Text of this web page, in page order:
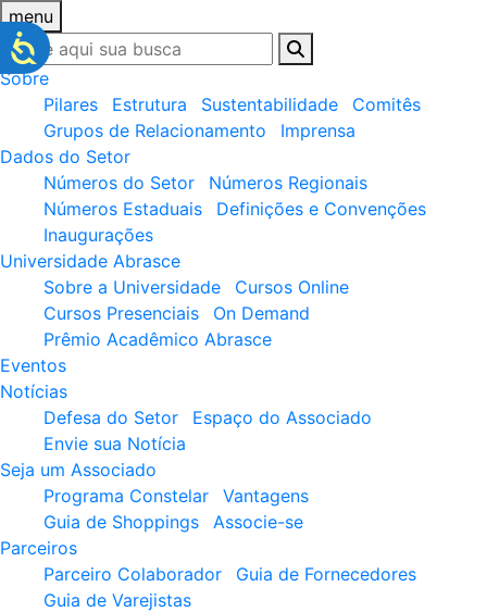
menu
Sobre
Pilares
Estrutura Sustentabilidade
Comitês
Grupos de Relacionamento
Imprensa
Dados do Setor
Números do Setor
Números Regionais
Números Estaduais
Definições e Convenções
Inaugurações
Universidade Abrasce
Sobre a Universidade
Cursos Online
Cursos Presenciais
On Demand
Prêmio Acadêmico Abrasce
Eventos
Notícias
Defesa do Setor
Espaço do Associado
Envie sua Notícia
Seja um Associado
Programa Constelar
Vantagens
Guia de Shoppings
Associe-se
Parceiros
Parceiro Colaborador
Guia de Fornecedores
Guia de Varejistas